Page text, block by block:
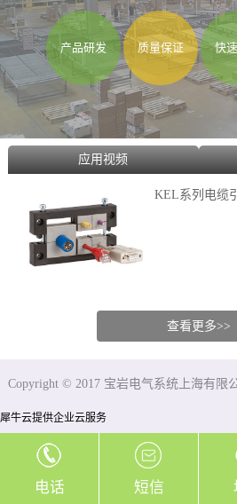
产品研发 质量保证 快
应用视频
KEL系列电缆
查看更多>>
Copyright © 2017 宝岩电气系统上海有限
犀牛云提供企业云服务
电话 短信